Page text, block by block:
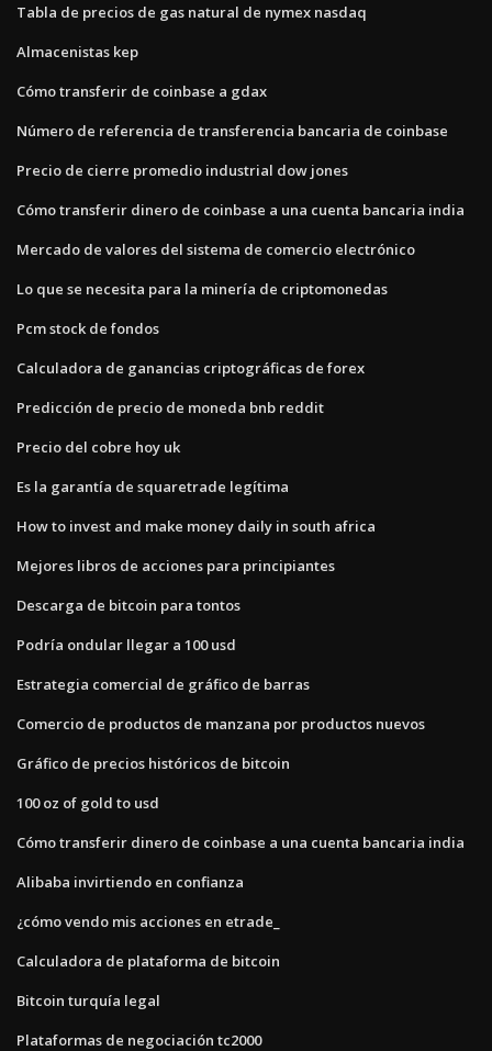
Tabla de precios de gas natural de nymex nasdaq
Almacenistas kep
Cómo transferir de coinbase a gdax
Número de referencia de transferencia bancaria de coinbase
Precio de cierre promedio industrial dow jones
Cómo transferir dinero de coinbase a una cuenta bancaria india
Mercado de valores del sistema de comercio electrónico
Lo que se necesita para la minería de criptomonedas
Pcm stock de fondos
Calculadora de ganancias criptográficas de forex
Predicción de precio de moneda bnb reddit
Precio del cobre hoy uk
Es la garantía de squaretrade legítima
How to invest and make money daily in south africa
Mejores libros de acciones para principiantes
Descarga de bitcoin para tontos
Podría ondular llegar a 100 usd
Estrategia comercial de gráfico de barras
Comercio de productos de manzana por productos nuevos
Gráfico de precios históricos de bitcoin
100 oz of gold to usd
Cómo transferir dinero de coinbase a una cuenta bancaria india
Alibaba invirtiendo en confianza
¿cómo vendo mis acciones en etrade_
Calculadora de plataforma de bitcoin
Bitcoin turquía legal
Plataformas de negociación tc2000